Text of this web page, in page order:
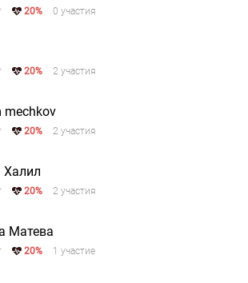
20% 0 участия
20% 2 участия
mechkov
20% 2 участия
Халил
20% 2 участия
Матева
20% 1 участие